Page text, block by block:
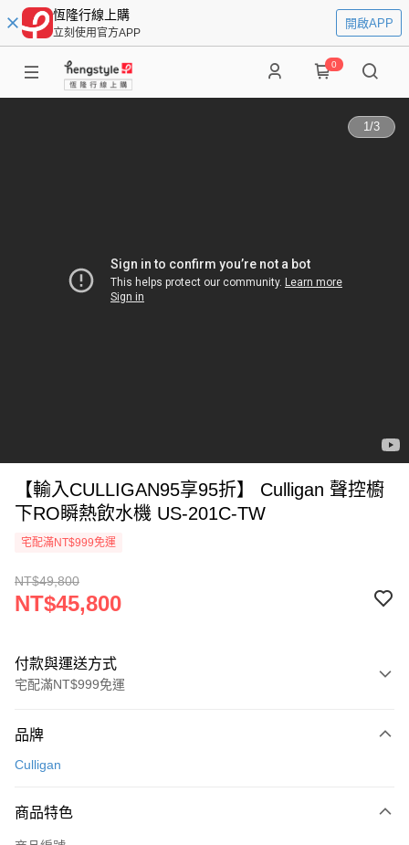
恆隆行線上購
立刻使用官方APP
開啟APP
0
1/3
【輸入CULLIGAN95享95折】 Culligan 聲控櫥
下RO瞬熱飲水機 US-201C-TW
宅配滿NT$999免運
NT$49,800
NT$45,800
付款與運送方式
宅配滿NT$999免運
信用卡一次付款
3 期 0 利率 每期
合作金庫商業銀行
品牌
Culligan
商品特色